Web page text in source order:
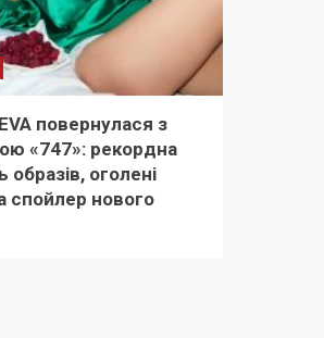
повернулася з
«747»: рекордна
образів, оголені
спойлер нового